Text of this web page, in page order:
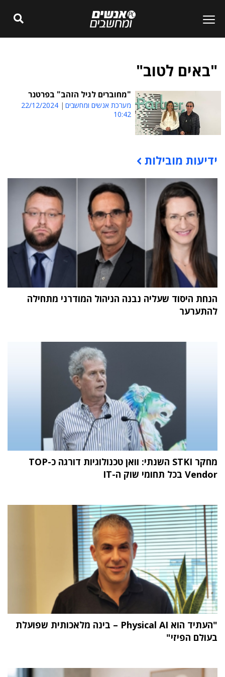
"באים לטוב"
"מחוברים לגיל הזהב" בפרטנר
מערכת אנשים ומחשבים
22/12/2024
10:42
תוכן פרסומי
ידיעות מובילות
הנחת היסוד שעליה נבנה הניהול המודרני מתחילה
להתערער
מחקר STKI השנתי: וואן טכנולוגיות דורגה כ-TOP
Vendor בכל תחומי שוק ה-IT
"העתיד הוא Physical AI – בינה מלאכותית שפועלת
בעולם הפיזי"